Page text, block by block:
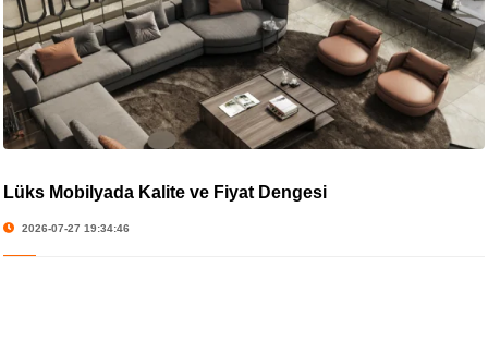
Lüks Mobilyada Kalite ve Fiyat Dengesi
2026-07-27 19:34:46